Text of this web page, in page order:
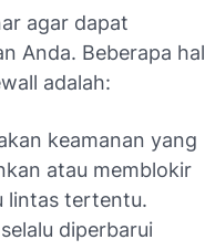
agar dapat
Anda. Beberapa hal
adalah:
keamanan yang
atau memblokir
lintas tertentu.
diperbarui